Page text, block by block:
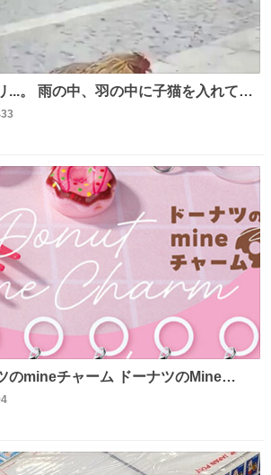
入れて守
愛は種族を超える！
のmineチャーム ドーナツのMine
ム fumuo.jp/view/item/0000…